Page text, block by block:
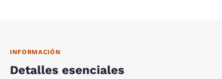
INFORMACIÓN
Detalles esenciales